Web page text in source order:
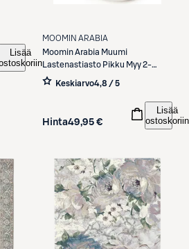
Lisää
MOOMIN ARABIA
Moomin Arabia Muumi
Lastenastiasto Pikku Myy 2-
osainen
Keskiarvo4,8 / 5
Hinta49,95 €
Lisää
ostoskoriin